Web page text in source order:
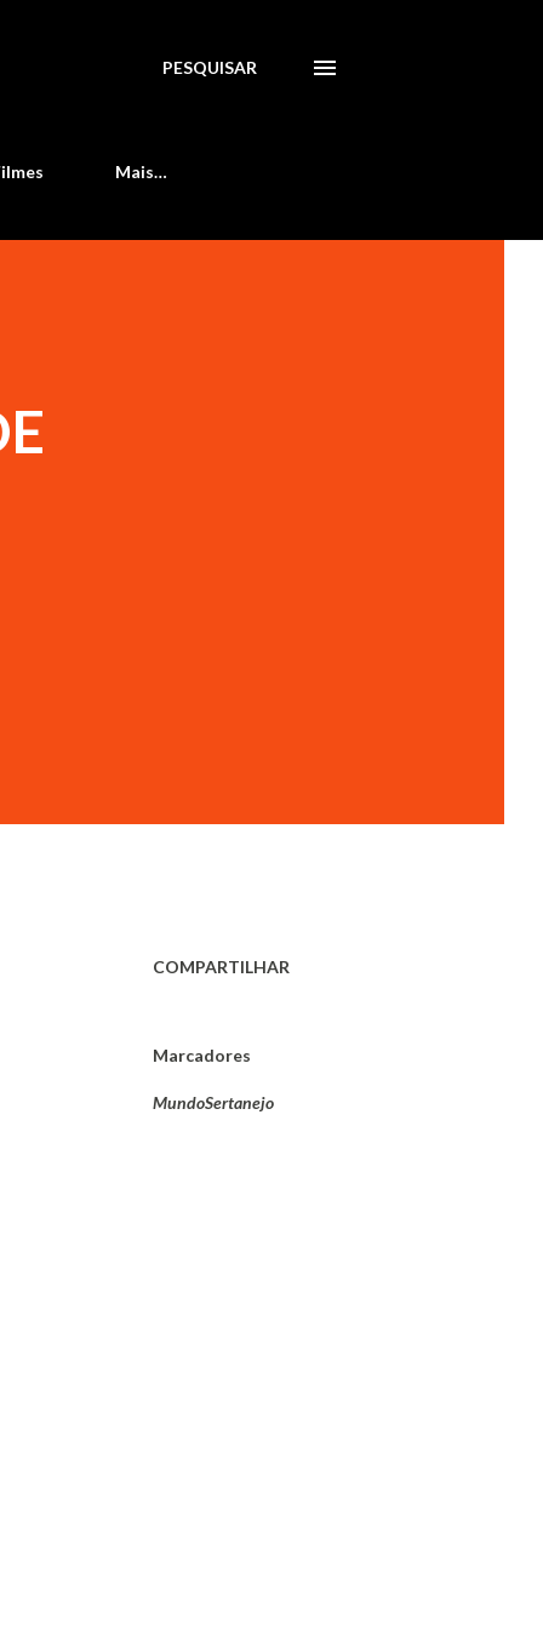
PESQUISAR
Mais…
COMPARTILHAR
Marcadores
MundoSertanejo